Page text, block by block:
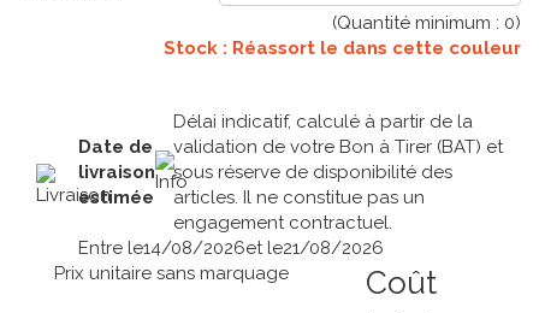
(Quantité minimum : 0)
Stock : Réassort le dans cette couleur
Date de
livraison
estimée
Délai indicatif, calculé à partir de la
validation de votre Bon à Tirer (BAT) et
sous réserve de disponibilité des
articles. Il ne constitue pas un
engagement contractuel.
Entre le14/08/2026et le21/08/2026
Prix unitaire sans marquage
Coût